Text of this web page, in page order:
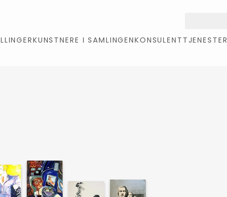
KUNSTNERE I SAMLINGENKONSULENTTJENESTER